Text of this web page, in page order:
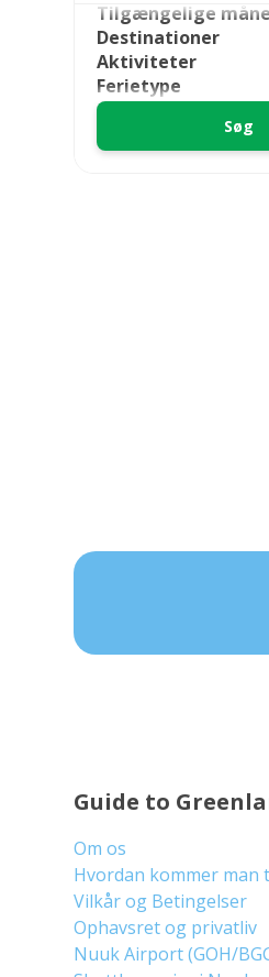
Tilgængelige
Destinationer
Aktiviteter
Ferietype
Guide to
Om os
Hvordan kommer man
Vilkår og Betingelser
Ophavsret og privatliv
Nuuk Airport (GOH/